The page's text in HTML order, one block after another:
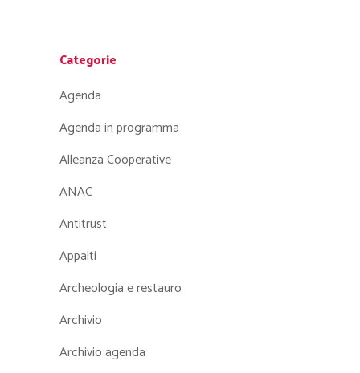
Categorie
Agenda
Agenda in programma
Alleanza Cooperative
ANAC
Antitrust
Appalti
Archeologia e restauro
Archivio
Archivio agenda